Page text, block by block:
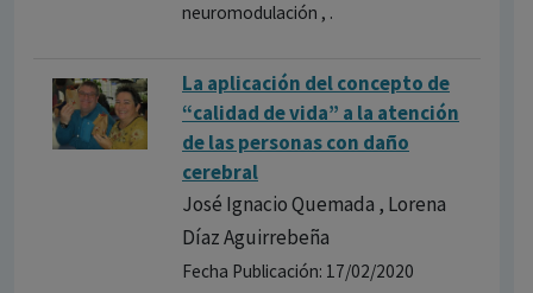
neuromodulación , .
La aplicación del concepto de
“calidad de vida” a la atención
de las personas con daño
cerebral
José Ignacio Quemada , Lorena
Díaz Aguirrebeña
Fecha Publicación: 17/02/2020